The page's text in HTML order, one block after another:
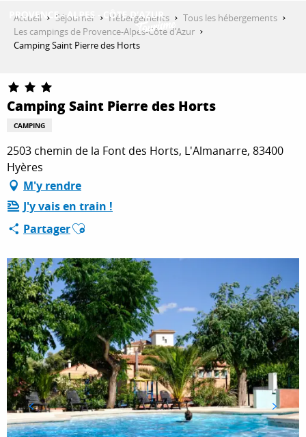
contenu
QUE FAIRE ?
SÉJOURNER
ESPACE PRO
Accueil Séjourner Hébergements
Tous les hébergements
Les campings de Provence-Alpes-Côte d’Azur
Camping Saint Pierre des Horts
Camping Saint Pierre des Horts
CAMPING
2503 chemin de la Font des Horts, L'Almanarre, 83400
Hyères
M'y rendre
J'y vais en train !
PartagerAjouter aux favoris